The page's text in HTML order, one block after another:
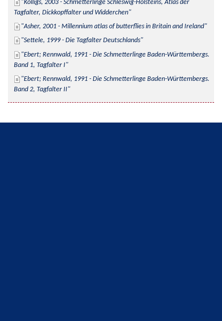
Kolligs, 2003 - Schmetterlinge Schleswig-Holsteins, Atlas der
Tagfalter, Dickkopffalter und Widderchen
Asher, 2001 - Millennium atlas of butterflies in Britain and Ireland
Settele, 1999 - Die Tagfalter Deutschlands
Ebert; Rennwald, 1991 - Die Schmetterlinge Baden-Württembergs.
Band 1, Tagfalter I
Ebert; Rennwald, 1991 - Die Schmetterlinge Baden-Württembergs.
Band 2, Tagfalter II